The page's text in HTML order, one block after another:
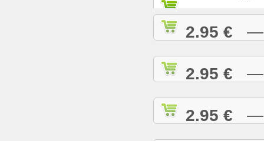
2.95 € —
2.95 € —
2.95 € —